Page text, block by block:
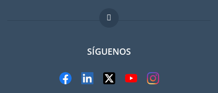
Trabajos en el extranjero
FAQ
SÍGUENOS